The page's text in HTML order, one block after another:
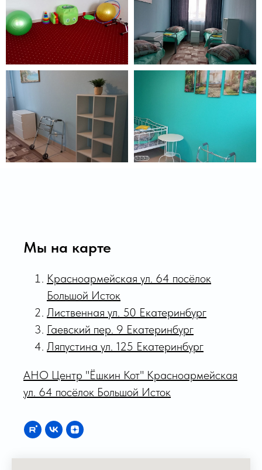
Мы на карте
Красноармейская ул. 64 посёлок
Большой Исток
Лиственная ул. 50 Екатеринбург
Гаевский пер. 9 Екатеринбург
Ляпустина ул. 125 Екатеринбург
АНО Центр "Ёшкин Кот" Красноармейская
ул. 64 посёлок Большой Исток